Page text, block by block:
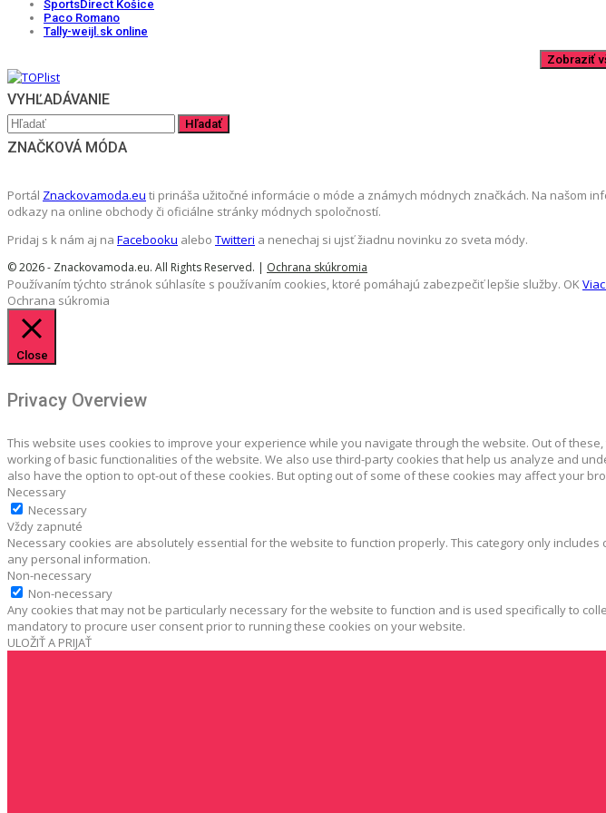
SportsDirect Košice
Paco Romano
Tally-weijl.sk online
VYHĽADÁVANIE
ZNAČKOVÁ MÓDA
Portál Znackovamoda.eu ti prináša užitočné informácie o móde a známych módnych značkách. Na našom
odkazy na online obchody či oficiálne stránky módnych spoločností.
Pridaj s k nám aj na Facebooku alebo Twitteri a nenechaj si ujsť žiadnu novinku zo sveta módy.
© 2026 - Znackovamoda.eu. All Rights Reserved. | Ochrana skúkromia
Používaním týchto stránok súhlasíte s používaním cookies, ktoré pomáhajú zabezpečiť lepšie služby. OK
Ochrana súkromia
Close
Privacy Overview
This website uses cookies to improve your experience while you navigate through the website. Out of
working of basic functionalities of the website. We also use third-party cookies that help us analyze and
also have the option to opt-out of these cookies. But opting out of some of these cookies may affect your
Necessary
Necessary
Vždy zapnuté
Necessary cookies are absolutely essential for the website to function properly. This category only
any personal information.
Non-necessary
Non-necessary
Any cookies that may not be particularly necessary for the website to function and is used specifically to
mandatory to procure user consent prior to running these cookies on your website.
ULOŽIŤ A PRIJAŤ